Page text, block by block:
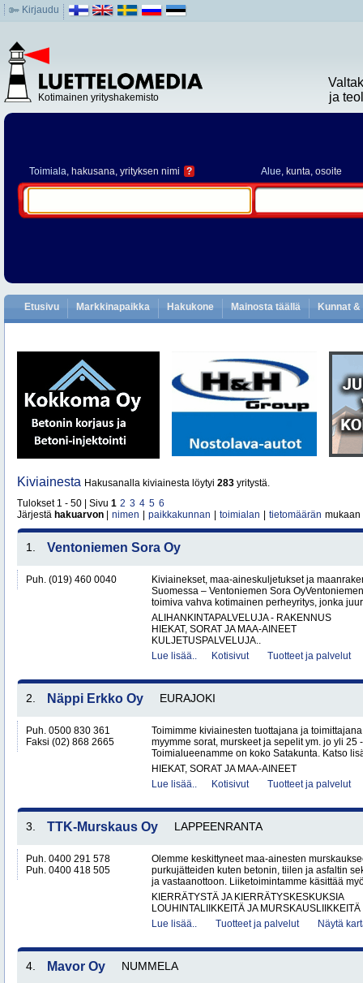
Kirjaudu
Kotimainen yrityshakemisto
ja
Toimiala, hakusana, yrityksen nimi ? Alue, kunta, osoite
Etusivu Markkinapaikka Hakukone Mainosta täällä Kunnat
Kiviainesta Hakusanalla kiviainesta löytyi 283 yritystä.
Tulokset 1 - 50 | Sivu 1 2 3 4 5 6
Järjestä hakuarvon nimen paikkakunnan toimialan tietomäärän mukaan
1. Ventoniemen Sora Oy
Puh. (019) 460 0040
Kiviainekset, maa-aineskuljetukset ja
Suomessa – Ventoniemen Sora
toimiva vahva kotimainen perheyritys, jonka
ALIHANKINTAPALVELUJA - RAKENNUS
HIEKAT, SORAT JA MAA-AINEET
KULJETUSPALVELUJA..
Lue lisää..
Kotisivut Tuotteet ja palvelut
2. Näppi Erkko Oy EURAJOKI
Puh. 0500 830 361
Faksi (02) 868 2665
Toimimme kiviainesten tuottajana ja
myymme sorat, murskeet ja sepelit ym. jo yli 25
Toimialueenamme on koko Satakunta. Katso
HIEKAT, SORAT JA MAA-AINEET
Lue lisää..
Kotisivut Tuotteet ja palvelut
3. TTK-Murskaus Oy LAPPEENRANTA
Puh. 0400 291 578
Puh. 0400 418 505
Olemme keskittyneet maa-ainesten
purkujätteiden kuten betonin, tiilen ja asfaltin
ja vastaanottoon. Liiketoimintamme käsittää
KIERRÄTYSTÄ JA KIERRÄTYSKESKUKSIA
LOUHINTALIIKKEITÄ JA MURSKAUSLIIKKEITÄ
Lue lisää..
Tuotteet ja palvelut Näytä
4. Mavor Oy NUMMELA